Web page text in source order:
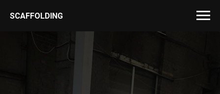
SCAFFOLDING